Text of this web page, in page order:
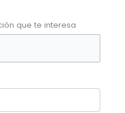
que te interesa